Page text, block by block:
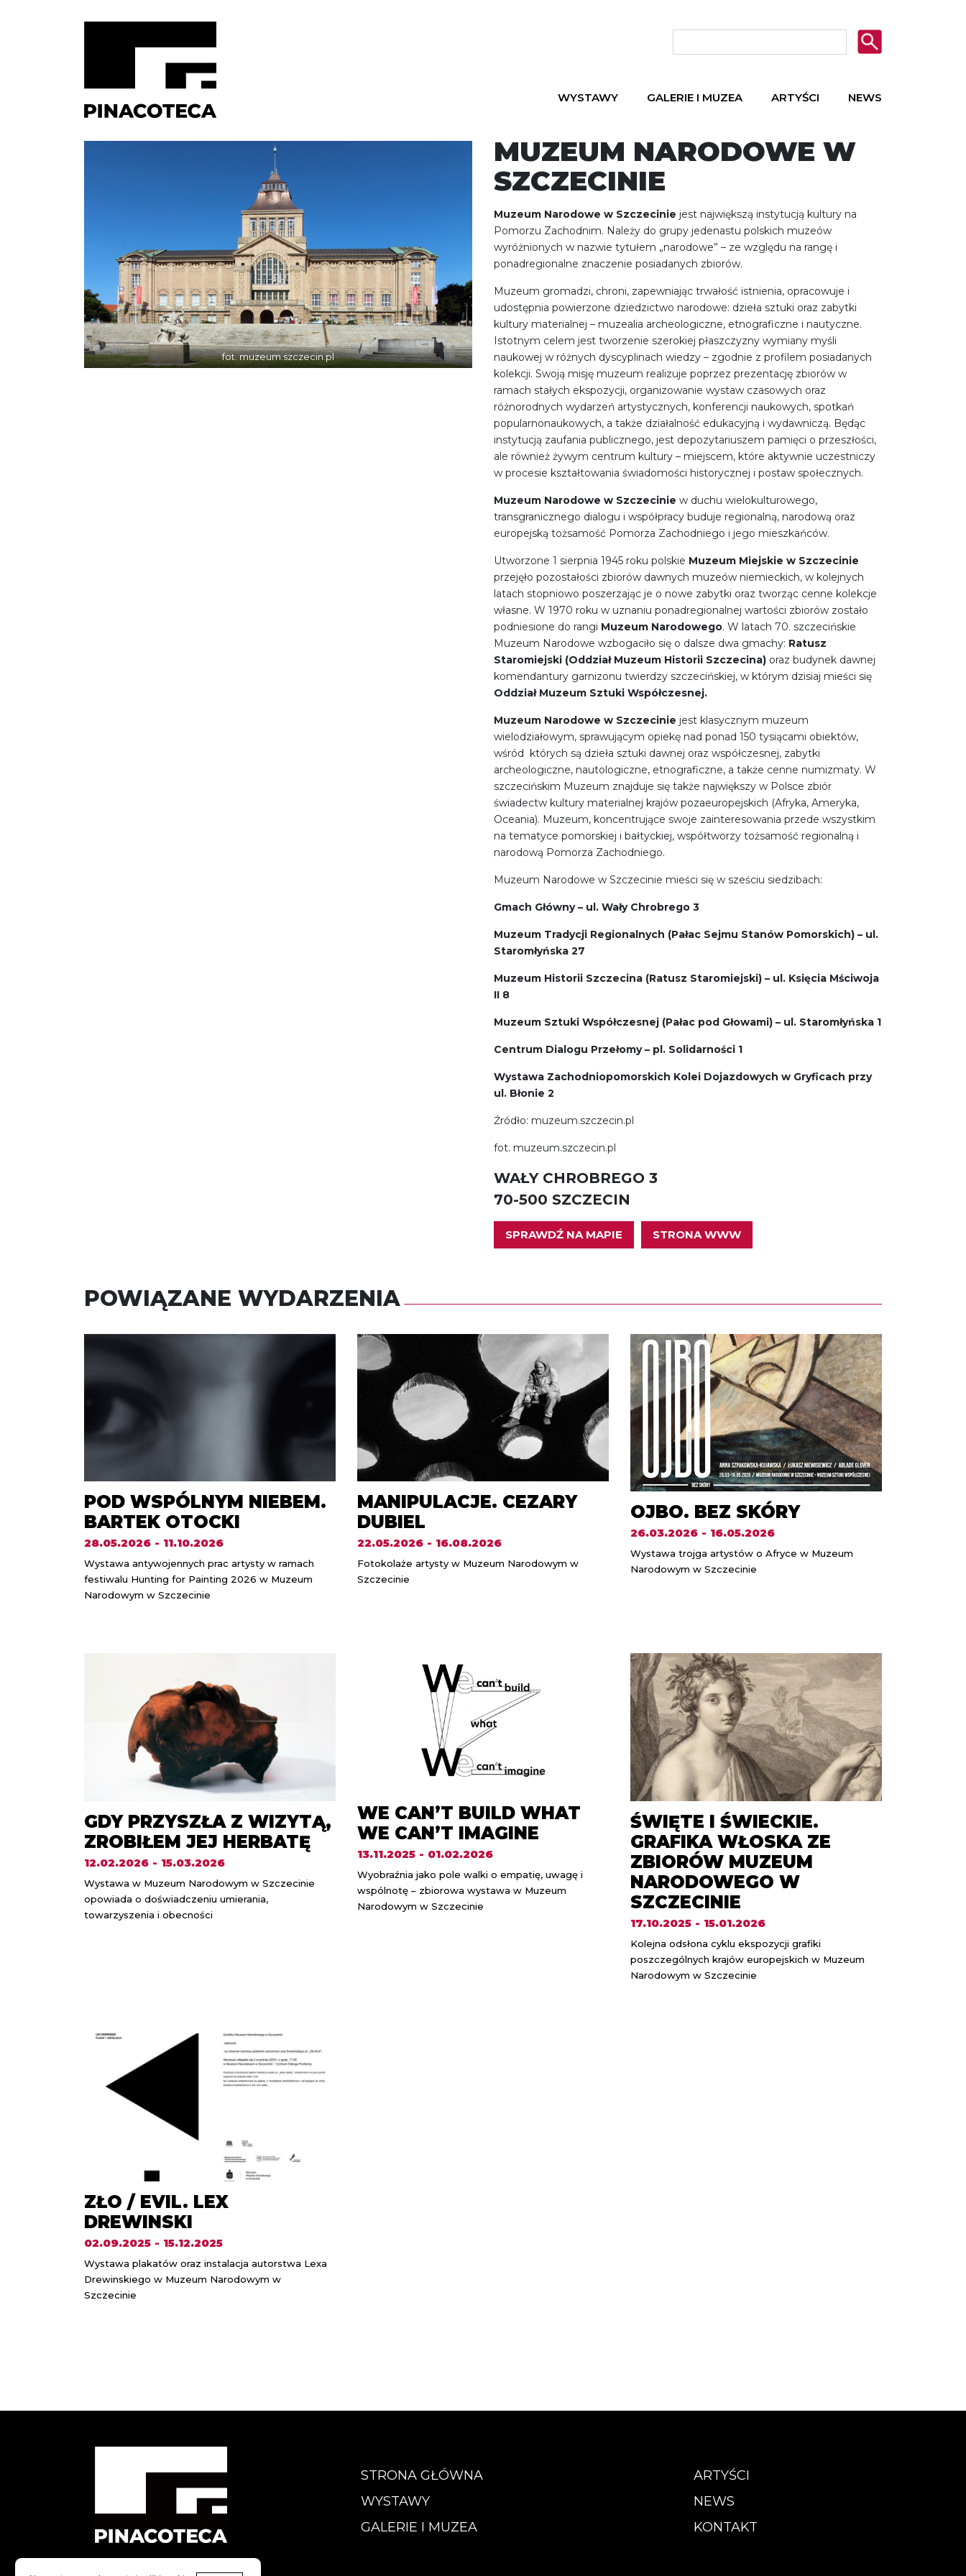
WYSTAWY GALERIE I MUZEA ARTYŚCI NEWS
fot. muzeum.szczecin.pl
MUZEUM NARODOWE W
SZCZECINIE
Muzeum Narodowe w Szczecinie jest największą instytucją kultury na
Pomorzu Zachodnim. Należy do grupy jedenastu polskich muzeów
wyróżnionych w nazwie tytułem „narodowe” – ze względu na rangę i
ponadregionalne znaczenie posiadanych zbiorów.
Muzeum gromadzi, chroni, zapewniając trwałość istnienia, opracowuje i
udostępnia powierzone dziedzictwo narodowe: dzieła sztuki oraz zabytki
kultury materialnej – muzealia archeologiczne, etnograficzne i nautyczne.
Istotnym celem jest tworzenie szerokiej płaszczyzny wymiany myśli
naukowej w różnych dyscyplinach wiedzy – zgodnie z profilem posiadanych
kolekcji. Swoją misję muzeum realizuje poprzez prezentację zbiorów w
ramach stałych ekspozycji, organizowanie wystaw czasowych oraz
różnorodnych wydarzeń artystycznych, konferencji naukowych, spotkań
popularnonaukowych, a także działalność edukacyjną i wydawniczą. Będąc
instytucją zaufania publicznego, jest depozytariuszem pamięci o przeszłości,
ale również żywym centrum kultury – miejscem, które aktywnie uczestniczy
w procesie kształtowania świadomości historycznej i postaw społecznych.
Muzeum Narodowe w Szczecinie w duchu wielokulturowego,
transgranicznego dialogu i współpracy buduje regionalną, narodową oraz
europejską tożsamość Pomorza Zachodniego i jego mieszkańców.
Utworzone 1 sierpnia 1945 roku polskie Muzeum Miejskie w Szczecinie
przejęło pozostałości zbiorów dawnych muzeów niemieckich, w kolejnych
latach stopniowo poszerzając je o nowe zabytki oraz tworząc cenne kolekcje
własne. W 1970 roku w uznaniu ponadregionalnej wartości zbiorów zostało
podniesione do rangi Muzeum Narodowego. W latach 70. szczecińskie
Muzeum Narodowe wzbogaciło się o dalsze dwa gmachy: Ratusz
Staromiejski (Oddział Muzeum Historii Szczecina) oraz budynek dawnej
komendantury garnizonu twierdzy szczecińskiej, w którym dzisiaj mieści się
Oddział Muzeum Sztuki Współczesnej.
Muzeum Narodowe w Szczecinie jest klasycznym muzeum
wielodziałowym, sprawującym opiekę nad ponad 150 tysiącami obiektów,
wśród których są dzieła sztuki dawnej oraz współczesnej, zabytki
archeologiczne, nautologiczne, etnograficzne, a także cenne numizmaty. W
szczecińskim Muzeum znajduje się także największy w Polsce zbiór
świadectw kultury materialnej krajów pozaeuropejskich (Afryka, Ameryka,
Oceania). Muzeum, koncentrujące swoje zainteresowania przede wszystkim
na tematyce pomorskiej i bałtyckiej, współtworzy tożsamość regionalną i
narodową Pomorza Zachodniego.
Muzeum Narodowe w Szczecinie mieści się w sześciu siedzibach:
Gmach Główny – ul. Wały Chrobrego 3
Muzeum Tradycji Regionalnych (Pałac Sejmu Stanów Pomorskich) – ul.
Staromłyńska 27
Muzeum Historii Szczecina (Ratusz Staromiejski) – ul. Księcia Mściwoja
II 8
Muzeum Sztuki Współczesnej (Pałac pod Głowami) – ul. Staromłyńska 1
Centrum Dialogu Przełomy – pl. Solidarności 1
Wystawa Zachodniopomorskich Kolei Dojazdowych w Gryficach przy
ul. Błonie 2
Źródło: muzeum.szczecin.pl
fot. muzeum.szczecin.pl
WAŁY CHROBREGO 3
70-500 SZCZECIN
SPRAWDŹ NA MAPIE STRONA WWW
POWIĄZANE WYDARZENIA
POD WSPÓLNYM NIEBEM.
BARTEK OTOCKI
28.05.2026 - 11.10.2026
Wystawa antywojennych prac artysty w ramach
festiwalu Hunting for Painting 2026 w Muzeum
Narodowym w Szczecinie
MANIPULACJE. CEZARY
DUBIEL
22.05.2026 - 16.08.2026
Fotokolaże artysty w Muzeum Narodowym w
Szczecinie
OJBO. BEZ SKÓRY
26.03.2026 - 16.05.2026
Wystawa trojga artystów o Afryce w Muzeum
Narodowym w Szczecinie
GDY PRZYSZŁA Z WIZYTĄ,
ZROBIŁEM JEJ HERBATĘ
12.02.2026 - 15.03.2026
Wystawa w Muzeum Narodowym w Szczecinie
opowiada o doświadczeniu umierania,
towarzyszenia i obecności
WE CAN’T BUILD WHAT
WE CAN’T IMAGINE
13.11.2025 - 01.02.2026
Wyobraźnia jako pole walki o empatię, uwagę i
wspólnotę – zbiorowa wystawa w Muzeum
Narodowym w Szczecinie
ŚWIĘTE I ŚWIECKIE.
GRAFIKA WŁOSKA ZE
ZBIORÓW MUZEUM
NARODOWEGO W
SZCZECINIE
17.10.2025 - 15.01.2026
Kolejna odsłona cyklu ekspozycji grafiki
poszczególnych krajów europejskich w Muzeum
Narodowym w Szczecinie
ZŁO / EVIL. LEX
DREWINSKI
02.09.2025 - 15.12.2025
Wystawa plakatów oraz instalacja autorstwa Lexa
Drewinskiego w Muzeum Narodowym w
Szczecinie
STRONA GŁÓWNA
WYSTAWY
GALERIE I MUZEA
ARTYŚCI
NEWS
KONTAKT